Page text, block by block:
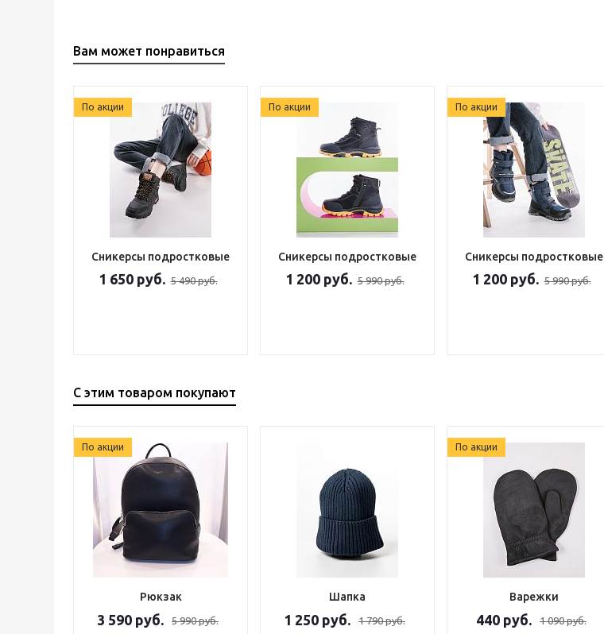
Вам может понравиться
По акции
Сникерсы подростковые
1 650 руб. 5 490 руб.
По акции
Сникерсы подростковые
1 200 руб. 5 990 руб.
По акции
Сникерсы подростковые
1 200 руб. 5 990 руб.
С этим товаром покупают
По акции
Рюкзак
3 590 руб. 5 990 руб.
Шапка
1 250 руб. 1 790 руб.
По акции
Варежки
440 руб. 1 090 руб.